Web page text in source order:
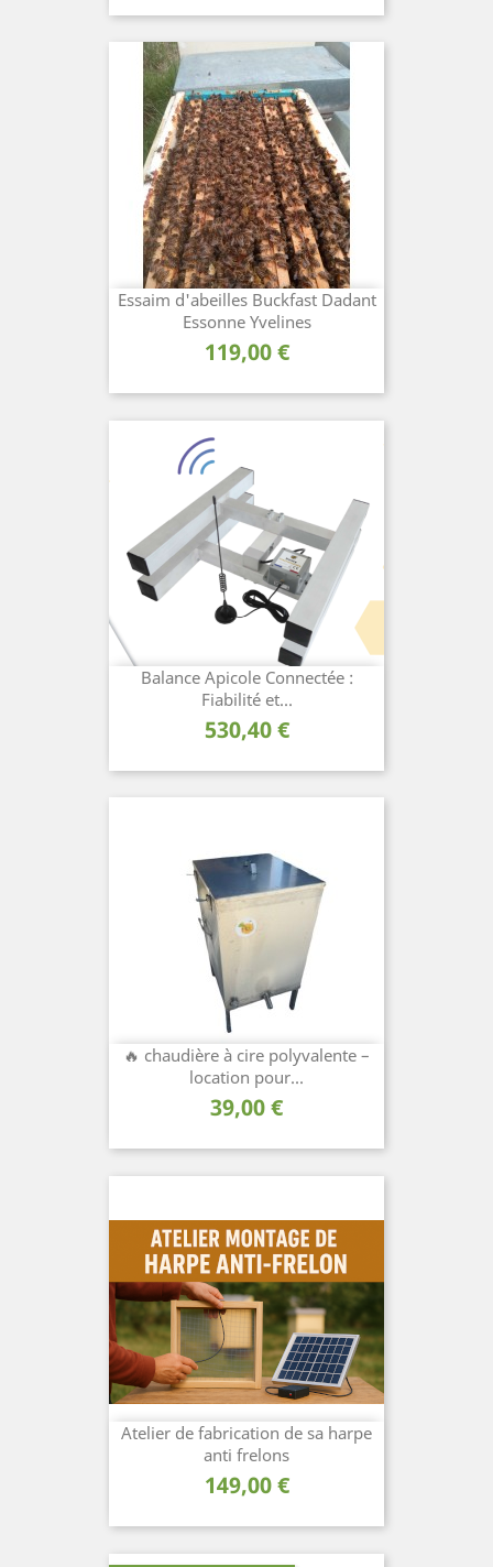
Essaim d'abeilles Buckfast Dadant
Essonne Yvelines
Prix
119,00 €
Balance Apicole Connectée :
Fiabilité et...
Prix
530,40 €
🔥 chaudière à cire polyvalente –
location pour...
Prix
39,00 €
Atelier de fabrication de sa harpe
anti frelons
Prix
149,00 €